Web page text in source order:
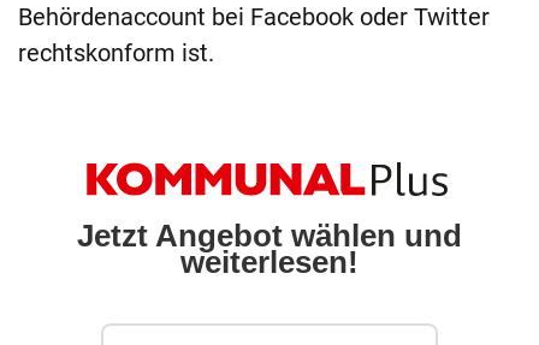
Behördenaccount bei Facebook oder Twitter
rechtskonform ist.